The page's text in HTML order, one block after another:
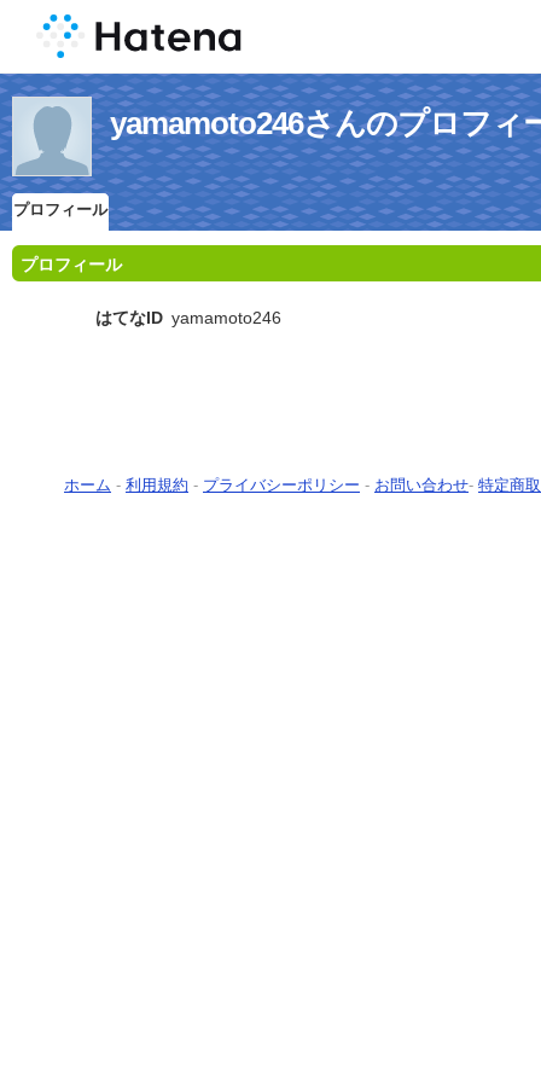
yamamoto246さんのプロフィ
プロフィール
プロフィール
はてなID yamamoto246
ホーム - 利用規約 - プライバシーポリシー - お問い合わせ- 特定商